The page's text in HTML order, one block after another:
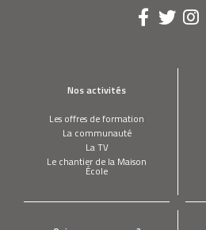
Nos activités
Les offres de formation
La communauté
La TV
Le chantier de la Maison
École